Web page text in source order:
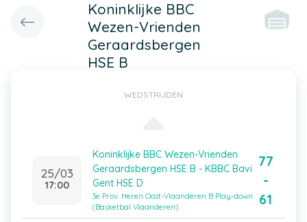
Koninklijke BBC
Wezen-Vrienden
Geraardsbergen
HSE B
WEDSTRIJDEN
25/03
17:00
Koninklijke BBC Wezen-Vrienden
Geraardsbergen HSE B - KBBC Bavi
Gent HSE D
3e Prov. Heren Oost-Vlaanderen B Play-down
(Basketbal Vlaanderen)
77
-
61